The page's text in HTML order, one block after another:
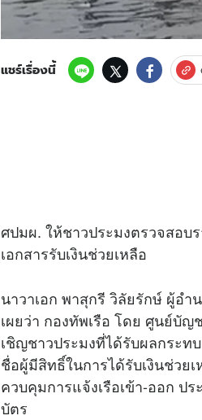
แชร์เรื่องนี้
ศปมผ. ให้ชาวประมงตรวจสอบ
เอกสารรับเงินช่วยเหลือ
นาวาเอก พาสุกรี วิลัยรักษ์ ผู้อำ
เผยว่า กองทัพเรือ โดย ศูนย์บั
เชิญชาวประมงที่ได้รับผลกระ
ชื่อผู้มีสิทธิ์ในการได้รับเงินช่วย
ควบคุมการแจ้งเรือเข้า-ออก ป
บัตร